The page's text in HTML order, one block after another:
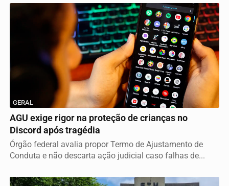
GERAL
AGU exige rigor na proteção de crianças no
Discord após tragédia
Órgão federal avalia propor Termo de Ajustamento de
Conduta e não descarta ação judicial caso falhas de...